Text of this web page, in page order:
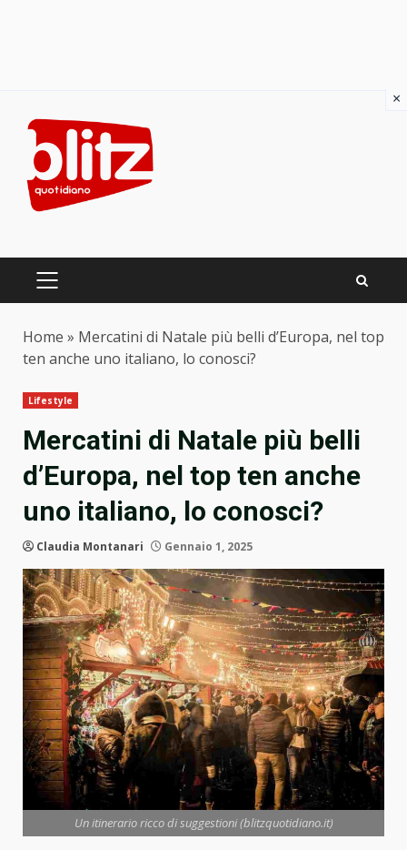
content
PRIMARY
Home » Mercatini di Natale più belli d’Europa, nel top
ten anche uno italiano, lo conosci?
Lifestyle
Mercatini di Natale più belli
d’Europa, nel top ten anche
uno italiano, lo conosci?
Claudia Montanari Gennaio 1, 2025
Un itinerario ricco di suggestioni (blitzquotidiano.it)
×